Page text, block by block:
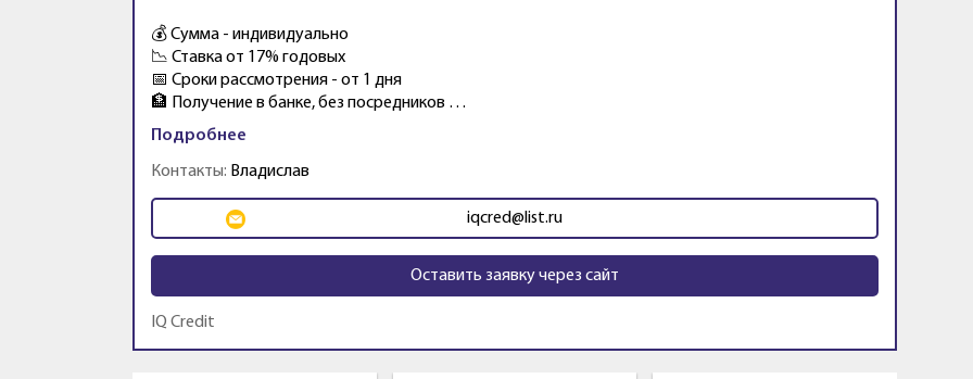
💰 Сумма - индивидуально
📉 Ставка от 17% годовых
📅 Сроки рассмотрения - от 1 дня
🏦 Получение в банке, без посредников …
Подробнее
Контакты: Владислав
iqcred@list.ru
Оставить заявку через сайт
IQ Credit